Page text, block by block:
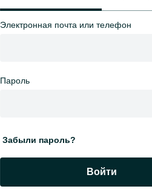
Электронная почта или телефон
Пароль
Забыли пароль?
Войти